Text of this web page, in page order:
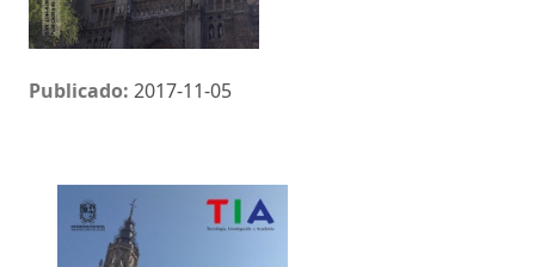
Publicado: 2017-11-05